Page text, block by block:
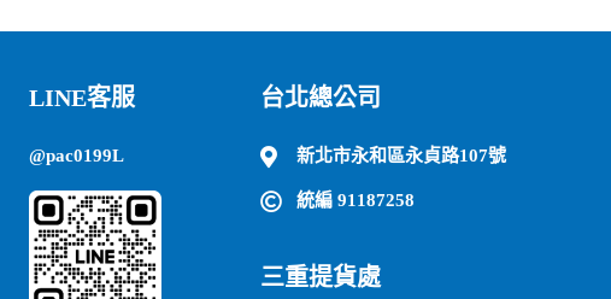
LINE客服
@pac0199L
台北總公司
新北市永和區永貞路107號
統編 91187258
三重提貨處